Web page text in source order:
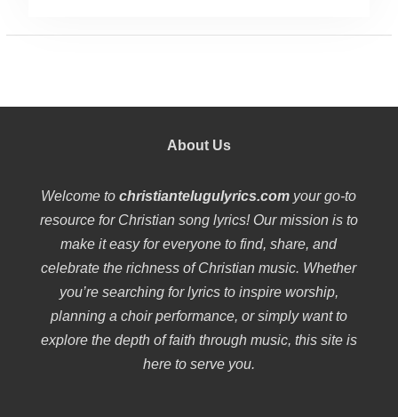
About Us
Welcome tochristiantelugulyrics.com your go-to
resource for Christian song lyrics! Our mission is to
make it easy for everyone to find, share, and
celebrate the richness of Christian music. Whether
you’re searching for lyrics to inspire worship,
planning a choir performance, or simply want to
explore the depth of faith through music, this site is
here to serve you.